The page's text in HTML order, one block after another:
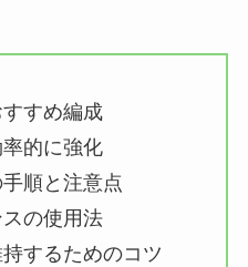
すめ編成
的に強化
順と注意点
の使用法
するためのコツ